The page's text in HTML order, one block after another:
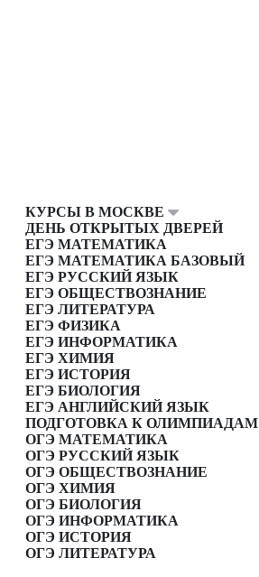
КУРСЫ В МОСКВЕ
ДЕНЬ ОТКРЫТЫХ ДВЕРЕЙ
ЕГЭ МАТЕМАТИКА
ЕГЭ МАТЕМАТИКА БАЗОВЫЙ
ЕГЭ РУССКИЙ ЯЗЫК
ЕГЭ ОБЩЕСТВОЗНАНИЕ
ЕГЭ ЛИТЕРАТУРА
ЕГЭ ФИЗИКА
ЕГЭ ИНФОРМАТИКА
ЕГЭ ХИМИЯ
ЕГЭ ИСТОРИЯ
ЕГЭ БИОЛОГИЯ
ЕГЭ АНГЛИЙСКИЙ ЯЗЫК
ПОДГОТОВКА К ОЛИМПИАДАМ
ОГЭ МАТЕМАТИКА
ОГЭ РУССКИЙ ЯЗЫК
ОГЭ ОБЩЕСТВОЗНАНИЕ
ОГЭ ХИМИЯ
ОГЭ БИОЛОГИЯ
ОГЭ ИНФОРМАТИКА
ОГЭ ИСТОРИЯ
ОГЭ ЛИТЕРАТУРА